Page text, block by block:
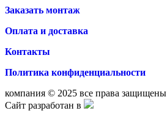
Заказать монтаж
Оплата и доставка
Контакты
Политика конфиденциальности
компания © 2025 все права защищены
Сайт разработан в